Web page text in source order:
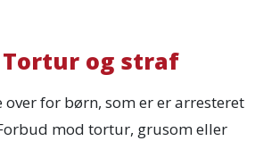
og straf
for børn, som er er arresteret
mod tortur, grusom eller